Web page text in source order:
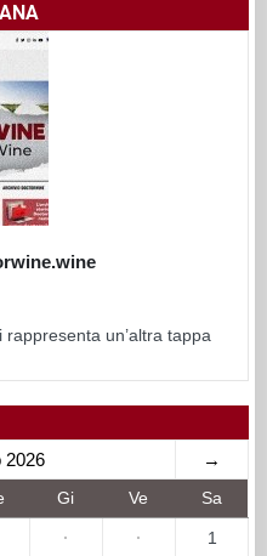
un’altra tappa
2026 →
Gi Ve Sa
· · 1